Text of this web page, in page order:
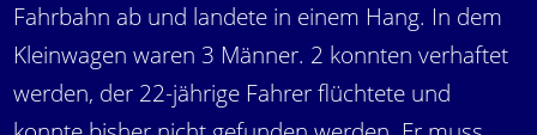
Fahrbahn ab und landete in einem Hang. In dem
Kleinwagen waren 3 Männer. 2 konnten verhaftet
werden, der 22-jährige Fahrer flüchtete und